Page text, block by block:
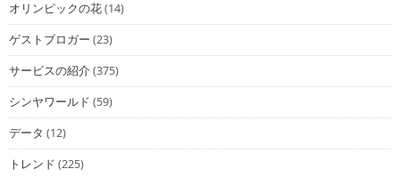
オリンピックの花(14)
ゲストブロガー (23)
サービスの紹介(375)
シンヤワールド (59)
データ (12)
トレンド (225)